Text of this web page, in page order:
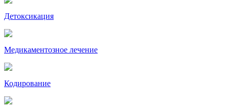
Детоксикация
Медикаментозное лечение
Кодирование